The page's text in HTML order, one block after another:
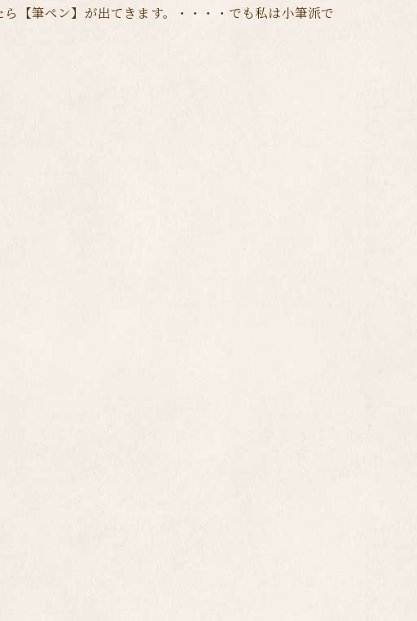
【筆ペン】が出てきます。・・・・でも私は小筆派で